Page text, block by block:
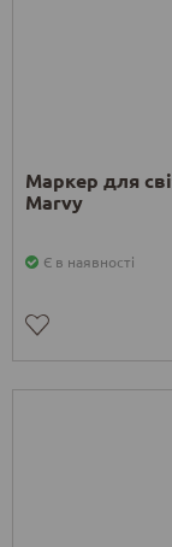
Маркер для
Marvy
Є в наявності